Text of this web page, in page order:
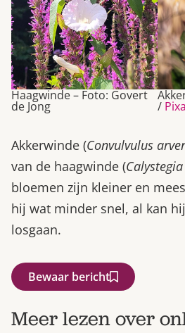
Haagwinde – Foto: Govert
de Jong /
Akkerwinde (Convulvulus
van de haagwinde (
bloemen zijn kleiner en
hij wat minder snel, al kan
losgaan.
Bewaar bericht
Meer lezen over